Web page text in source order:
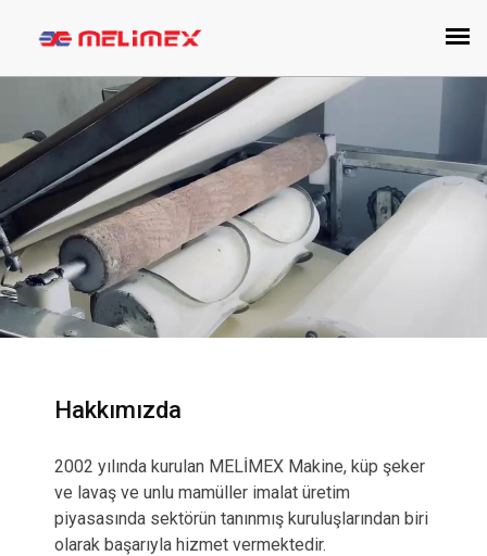
Hakkımızda
2002 yılında kurulan MELİMEX Makine, küp şeker
ve lavaş ve unlu mamüller imalat üretim
piyasasında sektörün tanınmış kuruluşlarından biri
olarak başarıyla hizmet vermektedir.